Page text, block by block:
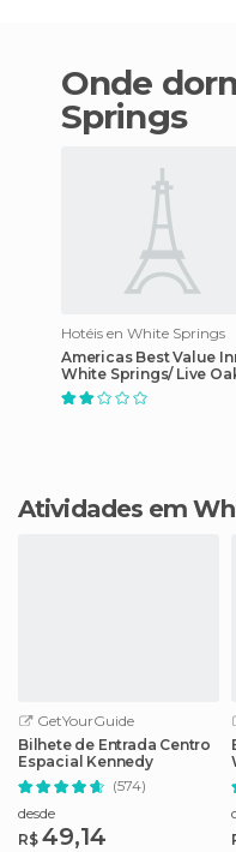
Onde dormir em White
Springs
Hotéis en White Springs
Americas Best Value
White Springs/ Live
Atividades em
GetYourGuide
Bilhete de Entrada Centro
Espacial Kennedy
(574)
desde
R$ 49,14